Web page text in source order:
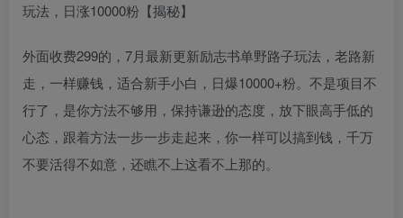
玩法，日涨10000粉【揭秘】
外面收费299的，7月最新更新励志书单野路子玩法，老路新
走，一样赚钱，适合新手小白，日爆10000+粉。不是项目不
行了，是你方法不够用，保持谦逊的态度，放下眼高手低的
心态，跟着方法一步一步走起来，你一样可以搞到钱，千万
不要活得不如意，还瞧不上这看不上那的。